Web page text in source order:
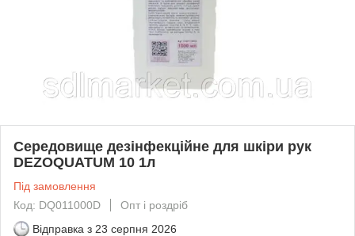
Середовище дезінфекційне для шкіри рук
DEZOQUATUM 10 1л
Під замовлення
Код: DQ011000D
Опт і роздріб
Відправка з 23 серпня 2026